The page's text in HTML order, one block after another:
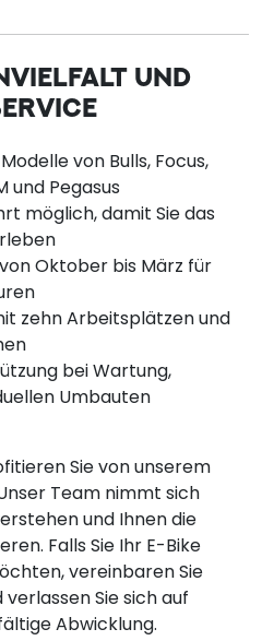
UND U
von Bulls, Focus,
und Pegasus
möglich, damit Sie das
Oktober bis März für
zehn Arbeitsplätzen und
bei Wartung,
Umbauten
Sie von unserem
Team nimmt sich
und Ihnen die
Falls Sie Ihr E-Bike
vereinbaren Sie
Sie sich auf
Abwicklung.